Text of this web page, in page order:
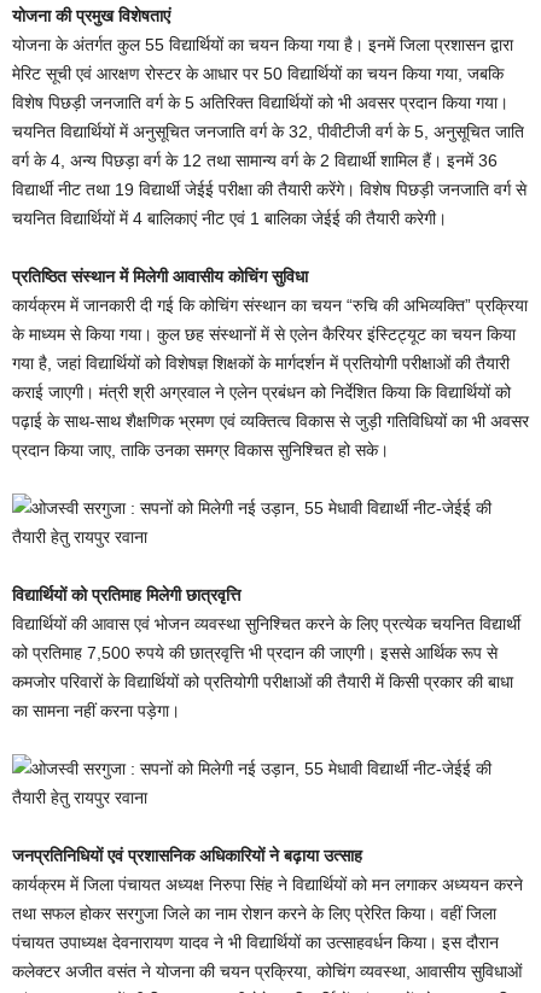
योजना की प्रमुख विशेषताएं
योजना के अंतर्गत कुल 55 विद्यार्थियों का चयन किया गया है। इनमें जिला प्रशासन द्वारा
मेरिट सूची एवं आरक्षण रोस्टर के आधार पर 50 विद्यार्थियों का चयन किया गया, जबकि
विशेष पिछड़ी जनजाति वर्ग के 5 अतिरिक्त विद्यार्थियों को भी अवसर प्रदान किया गया।
चयनित विद्यार्थियों में अनुसूचित जनजाति वर्ग के 32, पीवीटीजी वर्ग के 5, अनुसूचित जाति
वर्ग के 4, अन्य पिछड़ा वर्ग के 12 तथा सामान्य वर्ग के 2 विद्यार्थी शामिल हैं। इनमें 36
विद्यार्थी नीट तथा 19 विद्यार्थी जेईई परीक्षा की तैयारी करेंगे। विशेष पिछड़ी जनजाति वर्ग से
चयनित विद्यार्थियों में 4 बालिकाएं नीट एवं 1 बालिका जेईई की तैयारी करेगी।
प्रतिष्ठित संस्थान में मिलेगी आवासीय कोचिंग सुविधा
कार्यक्रम में जानकारी दी गई कि कोचिंग संस्थान का चयन “रुचि की अभिव्यक्ति” प्रक्रिया
के माध्यम से किया गया। कुल छह संस्थानों में से एलेन कैरियर इंस्टिट्यूट का चयन किया
गया है, जहां विद्यार्थियों को विशेषज्ञ शिक्षकों के मार्गदर्शन में प्रतियोगी परीक्षाओं की तैयारी
कराई जाएगी। मंत्री श्री अग्रवाल ने एलेन प्रबंधन को निर्देशित किया कि विद्यार्थियों को
पढ़ाई के साथ-साथ शैक्षणिक भ्रमण एवं व्यक्तित्व विकास से जुड़ी गतिविधियों का भी अवसर
प्रदान किया जाए, ताकि उनका समग्र विकास सुनिश्चित हो सके।
विद्यार्थियों को प्रतिमाह मिलेगी छात्रवृत्ति
विद्यार्थियों की आवास एवं भोजन व्यवस्था सुनिश्चित करने के लिए प्रत्येक चयनित विद्यार्थी
को प्रतिमाह 7,500 रुपये की छात्रवृत्ति भी प्रदान की जाएगी। इससे आर्थिक रूप से
कमजोर परिवारों के विद्यार्थियों को प्रतियोगी परीक्षाओं की तैयारी में किसी प्रकार की बाधा
का सामना नहीं करना पड़ेगा।
जनप्रतिनिधियों एवं प्रशासनिक अधिकारियों ने बढ़ाया उत्साह
कार्यक्रम में जिला पंचायत अध्यक्ष निरुपा सिंह ने विद्यार्थियों को मन लगाकर अध्ययन करने
तथा सफल होकर सरगुजा जिले का नाम रोशन करने के लिए प्रेरित किया। वहीं जिला
पंचायत उपाध्यक्ष देवनारायण यादव ने भी विद्यार्थियों का उत्साहवर्धन किया। इस दौरान
कलेक्टर अजीत वसंत ने योजना की चयन प्रक्रिया, कोचिंग व्यवस्था, आवासीय सुविधाओं